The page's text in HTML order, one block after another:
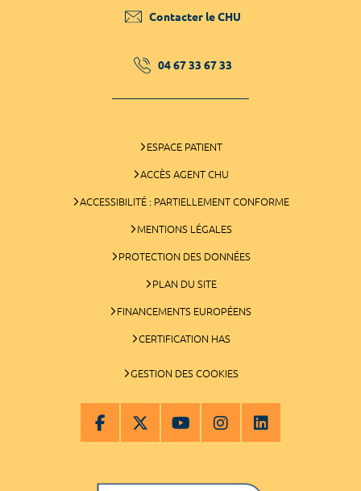
Contacter le CHU
04 67 33 67 33
ESPACE PATIENT
ACCÈS AGENT CHU
ACCESSIBILITÉ : PARTIELLEMENT CONFORME
MENTIONS LÉGALES
PROTECTION DES DONNÉES
PLAN DU SITE
FINANCEMENTS EUROPÉENS
CERTIFICATION HAS
GESTION DES COOKIES